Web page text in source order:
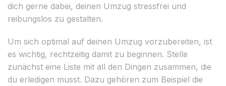
dich gerne dabei, deinen Umzug stressfrei und
reibungslos zu gestalten.
Um sich optimal auf deinen Umzug vorzubereiten, ist
es wichtig, rechtzeitig damit zu beginnen. Stelle
zunächst eine Liste mit all den Dingen zusammen, die
du erledigen musst. Dazu gehören zum Beispiel die